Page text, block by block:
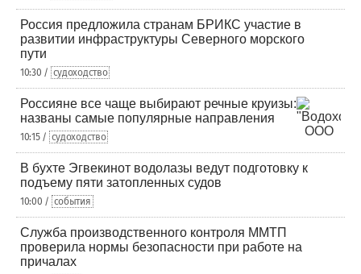
Россия предложила странам БРИКС участие в
развитии инфраструктуры Северного морского
пути
10:30 / судоходство
Россияне все чаще выбирают речные круизы:
названы самые популярные направления
10:15 / судоходство
В бухте Эгвекинот водолазы ведут подготовку к
подъему пяти затопленных судов
10:00 / события
Служба производственного контроля ММТП
проверила нормы безопасности при работе на
причалах